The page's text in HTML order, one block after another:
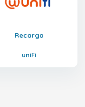
Recarga
uniFi